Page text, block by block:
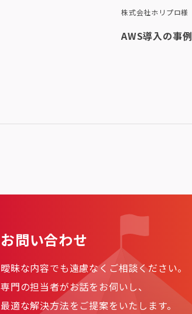
株式会社ホリプロ様
AWS導入の事例
お問い合わせ
曖昧な内容でも遠慮なくご相談ください。
専門の担当者がお話をお伺いし、
最適な解決方法をご提案をいたします。